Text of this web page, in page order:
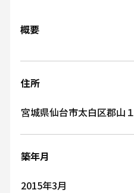
概要
住所
宮城県仙台市太白区郡山１
築年月
2015年3月